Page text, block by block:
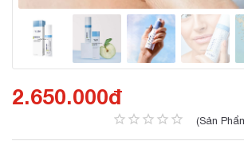
2.650.000đ
(Sản